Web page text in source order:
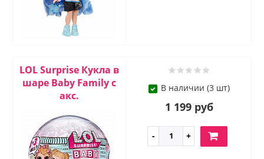
LOL Surprise Кукла в
шаре Baby Family с
акс.
В наличии (3 шт)
1 199 руб